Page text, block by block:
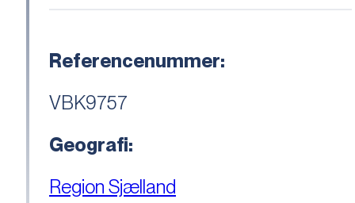
Referencenummer:
VBK9757
Geografi:
Region Sjælland